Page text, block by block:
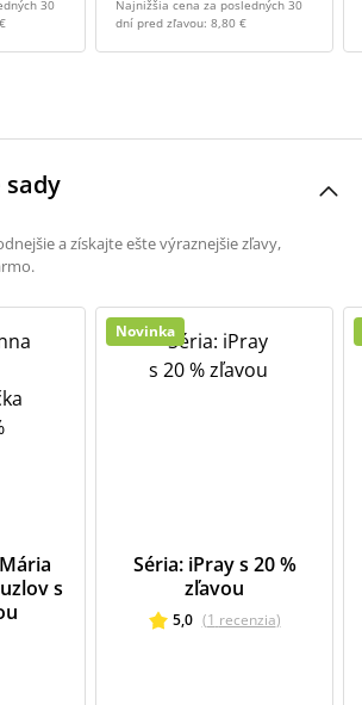
30
Najnižšia cena za posledných 30
dní pred zľavou: 8,80 €
a získajte ešte výraznejšie zľavy,
s
Novinka
Séria: iPray s 20 %
zľavou
5,0 (1 recenzia)